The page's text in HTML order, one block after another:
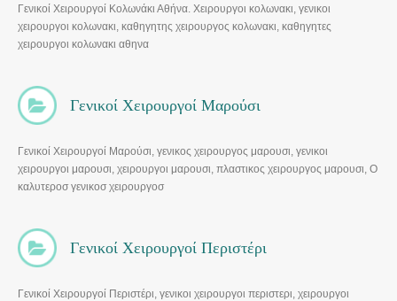
Γενικοί Χειρουργοί Κολωνάκι Αθήνα. Χειρουργοι κολωνακι, γενικοι
χειρουργοι κολωνακι, καθηγητης χειρουργος κολωνακι, καθηγητες
χειρουργοι κολωνακι αθηνα
Γενικοί Χειρουργοί Μαρούσι
Γενικοί Χειρουργοί Μαρούσι, γενικος χειρουργος μαρουσι, γενικοι
χειρουργοι μαρουσι, χειρουργοι μαρουσι, πλαστικος χειρουργος μαρουσι, Ο
καλυτεροσ γενικοσ χειρουργοσ
Γενικοί Χειρουργοί Περιστέρι
Γενικοί Χειρουργοί Περιστέρι, γενικοι χειρουργοι περιστερι, χειρουργοι